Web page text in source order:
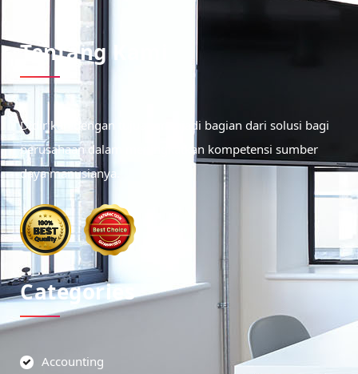
Tentang Kami
Didirikan dengan tujuan menjadi bagian dari solusi bagi
perusahaan dalam meningkatkan kompetensi sumber
daya manusianya.
Categories
Accounting